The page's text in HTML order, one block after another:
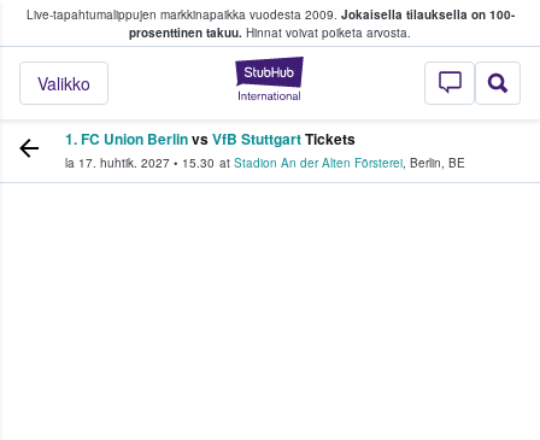
Live-tapahtumalippujen markkinapaikka vuodesta 2009. Jokaisella tilauksella on 100-
prosenttinen takuu. Hinnat voivat poiketa arvosta.
StubHub -
Valikko
fanit ostavat ja myyvät lippuja
1. FC Union BerlinvsVfB StuttgartTickets
la 17. huhtik. 2027 • 15.30 at Stadion An der Alten Försterei, Berlin, BE